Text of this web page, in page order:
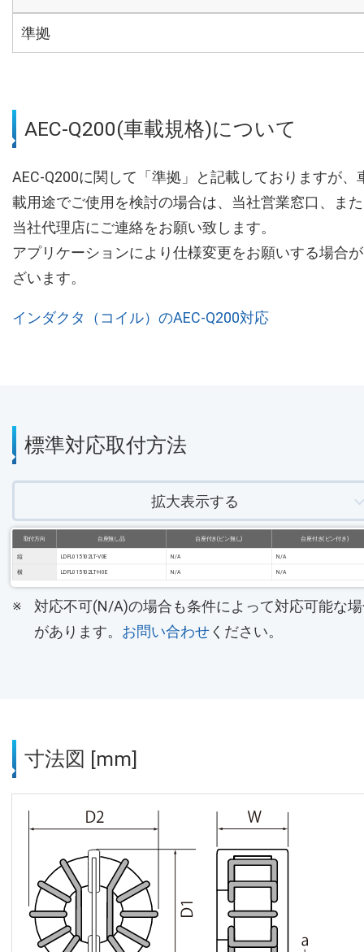
準拠
AEC-Q200(車載規格)について
AEC-Q200に関して「準拠」と記載しておりますが、
載用途でご使用を検討の場合は、当社営業窓口、ま
当社代理店にご連絡をお願い致します。
アプリケーションにより仕様変更をお願いする場合
ざいます。
インダクタ（コイル）のAEC-Q200対応
標準対応取付方法
拡大表示する
取付方向 台座無し品 台座付き(ピン無し) 台座付き(ピン付き)
縦 LDFL015102LT-V0E N/A N/A
横 LDFL015102LT-H0E N/A N/A
対応不可(N/A)の場合も条件によって対応可能な
があります。 お問い合わせください。
寸法図 [mm]